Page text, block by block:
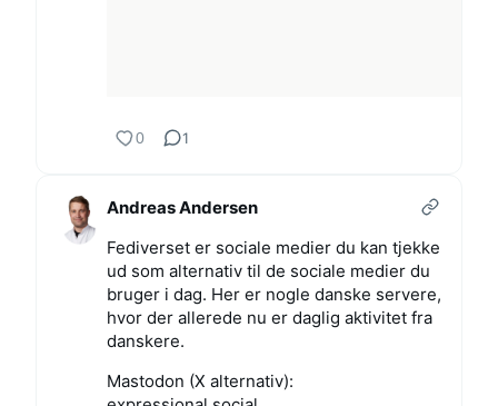
0 1
Andreas Andersen
Fediverset er sociale medier du kan tjekke
ud som alternativ til de sociale medier du
bruger i dag. Her er nogle danske servere,
hvor der allerede nu er daglig aktivitet fra
danskere.
Mastodon (X alternativ):